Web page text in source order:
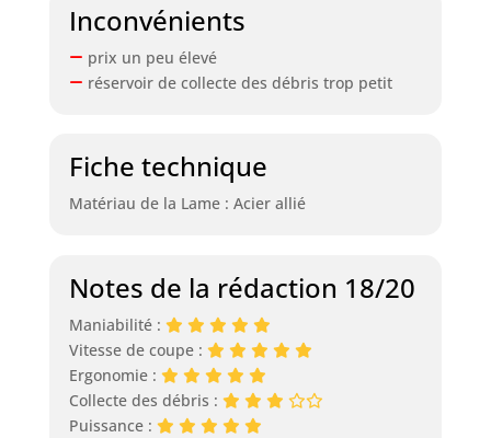
Inconvénients
prix un peu élevé
réservoir de collecte des débris trop petit
Fiche technique
Matériau de la Lame : Acier allié
Notes de la rédaction 18/20
Maniabilité :
Vitesse de coupe :
Ergonomie :
Collecte des débris :
Puissance :